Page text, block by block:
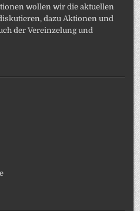
wollen wir die aktuellen
dazu Aktionen und
der Vereinzelung und